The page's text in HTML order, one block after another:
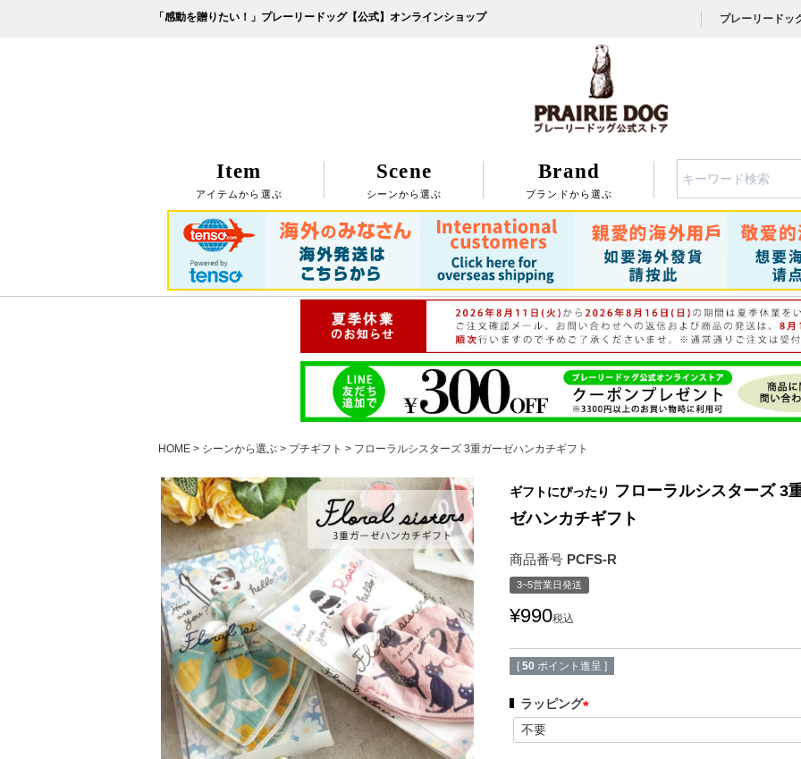
「感動を贈りたい！」プレーリードッグ【公式】オンラインショップ プレーリードッ
Item
アイテムから選ぶ
Scene
シーンから選ぶ
Brand
ブランドから選ぶ
検索
HOME シーンから選ぶ プチギフト フローラルシスターズ 3重ガーゼハンカチギフト
ギフトにぴったり
フローラルシスターズ 3
ゼハンカチギフト
商品番号 PCFS-R
3~5営業日発送
¥990税込
[ 50 ポイント進呈 ]
ラッピング
必